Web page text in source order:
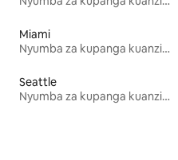
Miami
Nyumba za kupanga kuanzia mwezi mmoja
Seattle
Nyumba za kupanga kuanzia mwezi mmoja